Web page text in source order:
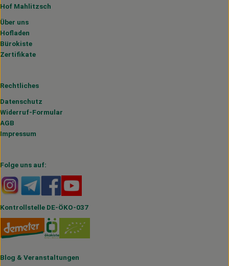
Hof Mahlitzsch
Über uns
Hofladen
Bürokiste
Zertifikate
Rechtliches
Datenschutz
Widerruf-Formular
AGB
Impressum
Folge uns auf:
Externer Link zu https://www.instagram.com/
Externer Link zu https://t.me/s/hofmahlitzsch
Externer Link zu https://www.facebook.com/
Kontrollstelle DE-ÖKO-037
Blog & Veranstaltungen